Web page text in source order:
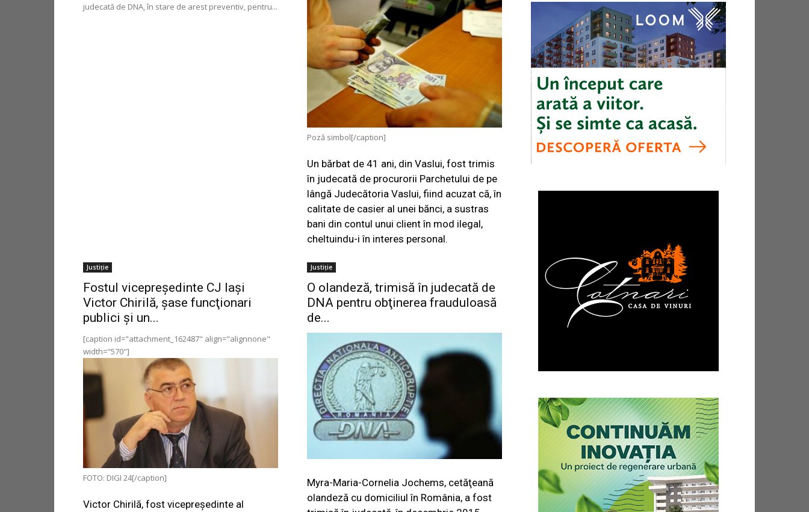
judecată de DNA, în stare de arest preventiv, pentru...
Poză simbol[/caption]
Un bărbat de 41 ani, din Vaslui, fost trimis
în judecată de procurorii Parchetului de pe
lângă Judecătoria Vaslui, fiind acuzat că, în
calitate de casier al unei bănci, a sustras
bani din contul unui client în mod ilegal,
cheltuindu-i în interes personal.
Justiție
Fostul vicepreşedinte CJ Iaşi
Victor Chirilă, şase funcţionari
publici şi un...
[caption id="attachment_162487" align="alignnone"
width="570"]
FOTO: DIGI 24[/caption]
Victor Chirilă, fost vicepreşedinte al
Justiție
O olandeză, trimisă în judecată de
DNA pentru obţinerea frauduloasă
de...
Myra-Maria-Cornelia Jochems, cetăţeană
olandeză cu domiciliul în România, a fost